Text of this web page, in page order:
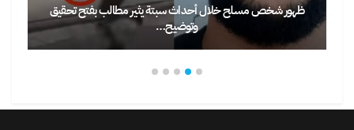
ظهور شخص مسلح خلال أحداث سبتة يثير مطالب بفتح تحقيق
وتوضيح…